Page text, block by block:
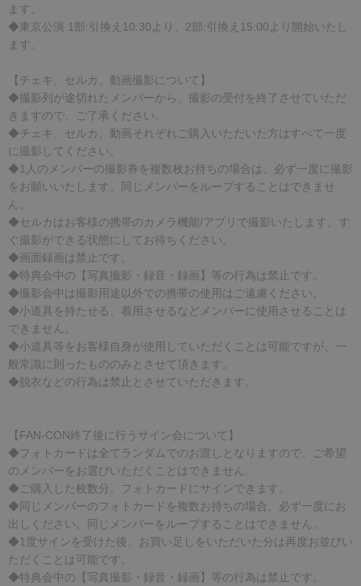
ます。
◆東京公演 1部:引換え10:30より、2部:引換え15:00より開始いたし
ます。
【チェキ、セルカ、動画撮影について】
◆撮影列が途切れたメンバーから、撮影の受付を終了させていただ
きますので、ご了承ください。
◆チェキ、セルカ、動画それぞれご購入いただいた方はすべて一度
に撮影してください。
◆1人のメンバーの撮影券を複数枚お持ちの場合は、必ず一度に撮影
をお願いいたします。同じメンバーをループすることはできませ
ん。
◆セルカはお客様の携帯のカメラ機能/アプリで撮影いたします。す
ぐ撮影ができる状態にしてお待ちください。
◆画面録画は禁止です。
◆特典会中の【写真撮影・録音・録画】等の行為は禁止です。
◆撮影会中は撮影用途以外での携帯の使用はご遠慮ください。
◆小道具を持たせる、着用させるなどメンバーに使用させることは
できません。
◆小道具等をお客様自身が使用していただくことは可能ですが、一
般常識に則ったもののみとさせて頂きます。
◆脱衣などの行為は禁止とさせていただきます。
【FAN-CON終了後に行うサイン会について】
◆フォトカードは全てランダムでのお渡しとなりますので、ご希望
のメンバーをお選びいただくことはできません。
◆ご購入した枚数分、フォトカードにサインできます。
◆同じメンバーのフォトカードを複数お持ちの場合、必ず一度にお
出しください。同じメンバーをループすることはできません。
◆1度サインを受けた後、お買い足しをいただいた分は再度お並びい
ただくことは可能です。
◆特典会中の【写真撮影・録音・録画】等の行為は禁止です。